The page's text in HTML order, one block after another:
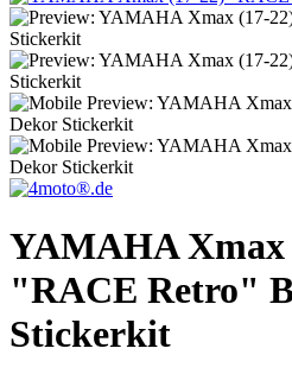
YAMAHA Xmax
"RACE Retro"
Stickerkit